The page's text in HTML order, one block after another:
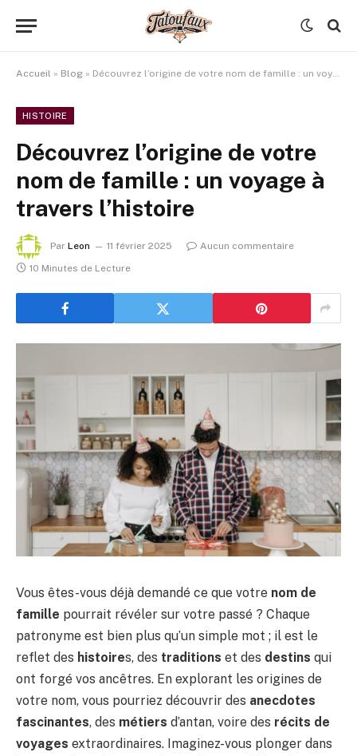
Accueil » Blog » Découvrez l’origine de votre nom de famille : un voyage à travers l’histoire
HISTOIRE
Découvrez l’origine de votre
nom de famille : un voyage à
travers l’histoire
Par Leon 11 février 2025
Aucun commentaire
10 Minutes de Lecture
Vous êtes-vous déjà demandé ce que votre nom de
famille pourrait révéler sur votre passé ? Chaque
patronyme est bien plus qu’un simple mot ; il est le
reflet des histoires, des traditions et des destins qui
ont forgé vos ancêtres. En explorant les origines de
votre nom, vous pourriez découvrir des anecdotes
fascinantes, des métiers d’antan, voire des récits de
voyages extraordinaires. Imaginez-vous plonger dans